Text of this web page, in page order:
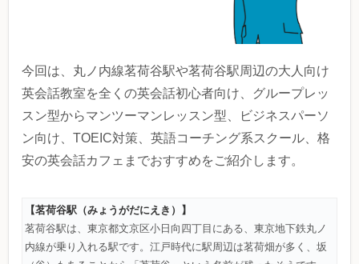
今回は、丸ノ内線茗荷谷駅や茗荷谷駅周辺の大人向け
英会話教室を全くの英会話初心者向け、グループレッ
スン型からマンツーマンレッスン型、ビジネスパーソ
ン向け、TOEIC対策、英語コーチング系スクール、格
安の英会話カフェまでおすすめをご紹介します。
【茗荷谷駅（みょうがだにえき）】
茗荷谷駅は、東京都文京区小日向四丁目にある、東京地下鉄丸ノ
内線が乗り入れる駅です。江戸時代に駅周辺は茗荷畑が多く、坂